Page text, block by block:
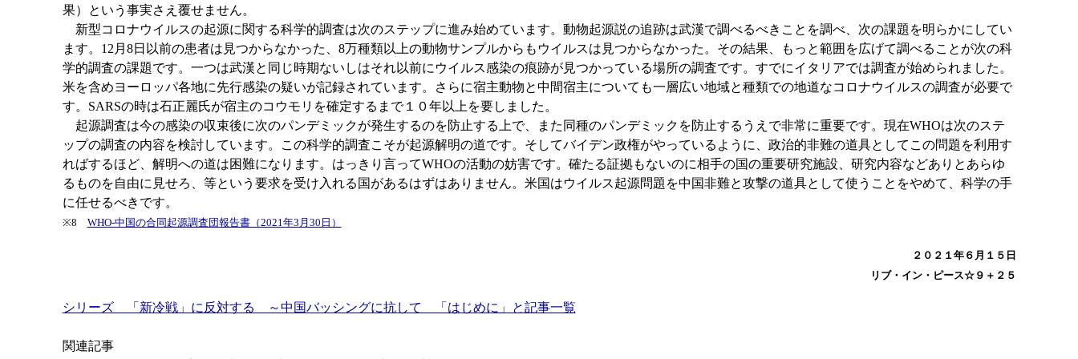
果）という事実さえ覆せません。
新型コロナウイルスの起源に関する科学的調査は次のステップに進み始めています。動物起源説の追跡は武漢で調べるべきことを調べ、次の課題を明らかにしてい
ます。12月8日以前の患者は見つからなかった、8万種類以上の動物サンプルからもウイルスは見つからなかった。その結果、もっと範囲を広げて調べることが次の科
学的調査の課題です。一つは武漢と同じ時期ないしはそれ以前にウイルス感染の痕跡が見つかっている場所の調査です。すでにイタリアでは調査が始められました。
米を含めヨーロッパ各地に先行感染の疑いが記録されています。さらに宿主動物と中間宿主についても一層広い地域と種類での地道なコロナウイルスの調査が必要で
す。SARSの時は石正麗氏が宿主のコウモリを確定するまで１０年以上を要しました。
起源調査は今の感染の収束後に次のパンデミックが発生するのを防止する上で、また同種のパンデミックを防止するうえで非常に重要です。現在WHOは次のステ
ップの調査の内容を検討しています。この科学的調査こそが起源解明の道です。そしてバイデン政権がやっているように、政治的非難の道具としてこの問題を利用す
ればするほど、解明への道は困難になります。はっきり言ってWHOの活動の妨害です。確たる証拠もないのに相手の国の重要研究施設、研究内容などありとあらゆ
るものを自由に見せろ、等という要求を受け入れる国があるはずはありません。米国はウイルス起源問題を中国非難と攻撃の道具として使うことをやめて、科学の手
に任せるべきです。
※8 WHO-中国の合同起源調査団報告書（2021年3月30日）
２０２１年６月１５日
リブ・イン・ピース☆９＋２５
シリーズ 「新冷戦」に反対する ～中国バッシングに抗して 「はじめに」と記事一覧
関連記事